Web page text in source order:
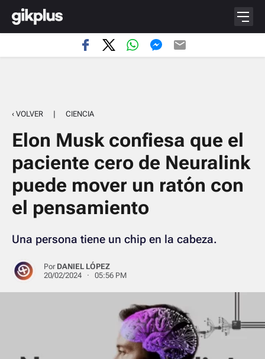
‹ VOLVER | CIENCIA
Elon Musk confiesa que el
paciente cero de Neuralink
puede mover un ratón con
el pensamiento
Una persona tiene un chip en la cabeza.
Por DANIEL LÓPEZ
20/02/2024 · 05:56 PM